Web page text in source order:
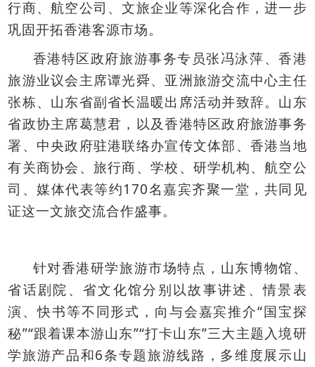
行商、航空公司、文旅企业等深化合作，进一步
巩固开拓香港客源市场。
香港特区政府旅游事务专员张冯泳萍、香港
旅游业议会主席谭光舜、亚洲旅游交流中心主任
张栋、山东省副省长温暖出席活动并致辞。山东
省政协主席葛慧君，以及香港特区政府旅游事务
署、中央政府驻港联络办宣传文体部、香港当地
有关商协会、旅行商、学校、研学机构、航空公
司、媒体代表等约170名嘉宾齐聚一堂，共同见
证这一文旅交流合作盛事。
针对香港研学旅游市场特点，山东博物馆、
省话剧院、省文化馆分别以故事讲述、情景表
演、快书等不同形式，向与会嘉宾推介“ 国宝探
秘”“跟着课本游山东”“打卡山东”三大主题入境研
学旅游产品和6条专题旅游线路，多维度展示山